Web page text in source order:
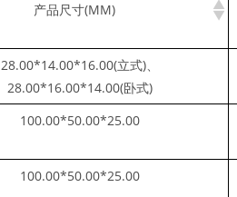
产品尺寸(MM)
28.00*14.00*16.00(立式)、
28.00*16.00*14.00(卧式)
100.00*50.00*25.00
100.00*50.00*25.00